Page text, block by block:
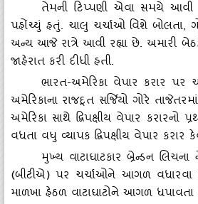
તેમની ટિપ્‍પણી એવા સમયે આવી
પહોંચ્‍યું હતું. ચાલુ ચર્ચાઓ વિશે બોલતા,
અન્‍ય આજે રાત્રે આવી રહ્યા છે. અમારી
જાહેરાત કરી દીધી હતી.
ભારત-અમેરિકા વેપાર કરાર પર
અમેરિકાના રાજદૂત સર્જિયો ગોરે
અમેરિકા સાથે દ્વિપક્ષીય વેપાર
વધતા વધુ વ્‍યાપક દ્વિપક્ષીય વેપાર
મુખ્‍ય વાટાઘાટકાર બ્રેન્‍ડન
(બીટીએ) પર ચર્ચાઓને આગળ વધારવા
માળખા હેઠળ વાટાઘાટોને આગળ